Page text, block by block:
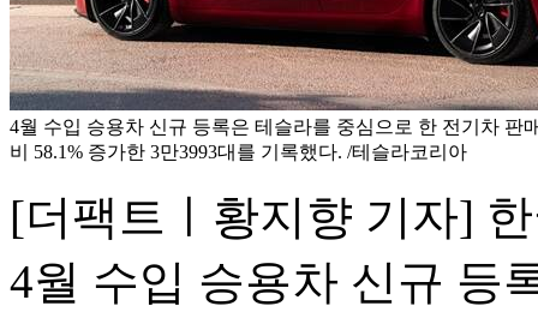
4월 수입 승용차 신규 등록은 테슬라를 중심으로 한 전기차 판
비 58.1% 증가한 3만3993대를 기록했다. /테슬라코리아
[더팩트ㅣ황지향 기자]
4월 수입 승용차 신규 등